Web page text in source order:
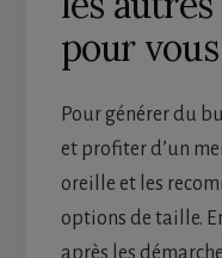
pour vous
Pour générer du
et profiter d’un
oreille et les
options de taille.
après les